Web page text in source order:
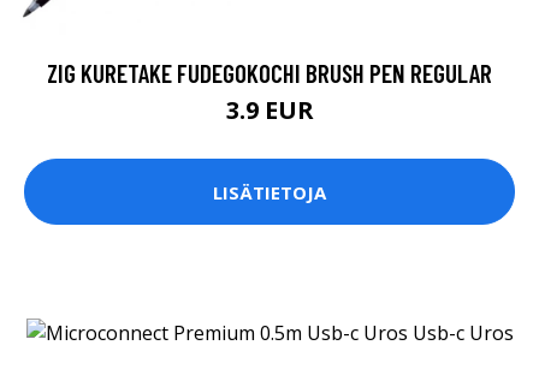
ZIG KURETAKE FUDEGOKOCHI BRUSH PEN REGULAR
3.9 EUR
LISÄTIETOJA